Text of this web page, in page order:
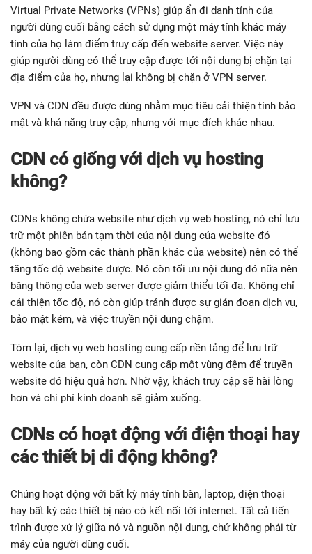
Virtual Private Networks (VPNs) giúp ẩn đi danh tính của
người dùng cuối bằng cách sử dụng một máy tính khác máy
tính của họ làm điểm truy cấp đến website server. Việc này
giúp người dùng có thể truy cập được tới nội dung bị chặn tại
địa điểm của họ, nhưng lại không bị chặn ở VPN server.
VPN và CDN đều được dùng nhằm mục tiêu cải thiện tính bảo
mật và khả năng truy cập, nhưng với mục đích khác nhau.
CDN có giống với dịch vụ hosting
không?
CDNs không chứa website như dịch vụ web hosting, nó chỉ lưu
trữ một phiên bản tạm thời của nội dung của website đó
(không bao gồm các thành phần khác của website) nên có thể
tăng tốc độ website được. Nó còn tối ưu nội dung đó nữa nên
băng thông của web server được giảm thiểu tối đa. Không chỉ
cải thiện tốc độ, nó còn giúp tránh được sự gián đoạn dịch vụ,
bảo mật kém, và việc truyền nội dung chậm.
Tóm lại, dịch vụ web hosting cung cấp nền tảng để lưu trữ
website của bạn, còn CDN cung cấp một vùng đệm để truyền
website đó hiệu quả hơn. Nhờ vậy, khách truy cập sẽ hài lòng
hơn và chi phí kinh doanh sẽ giảm xuống.
CDNs có hoạt động với điện thoại hay
các thiết bị di động không?
Chúng hoạt động với bất kỳ máy tính bàn, laptop, điện thoại
hay bất kỳ các thiết bị nào có kết nối tới internet. Tất cả tiến
trình được xử lý giữa nó và nguồn nội dung, chứ không phải từ
máy của người dùng cuối.